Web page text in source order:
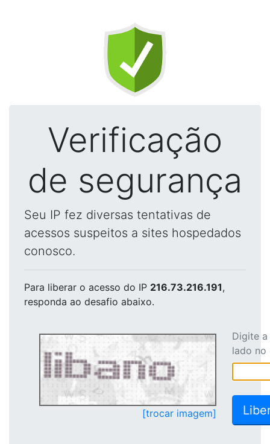
Verificação
de segurança
Seu IP fez diversas tentativas de
acessos suspeitos a sites hospedados
conosco.
Para liberar o acesso do IP 216.73.216.191,
responda ao desafio abaixo.
[trocar imagem]
Digite
lado no